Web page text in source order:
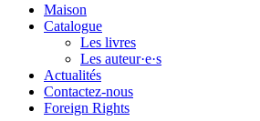
Maison
Catalogue
Les livres
Les auteur·e·s
Actualités
Contactez-nous
Foreign Rights